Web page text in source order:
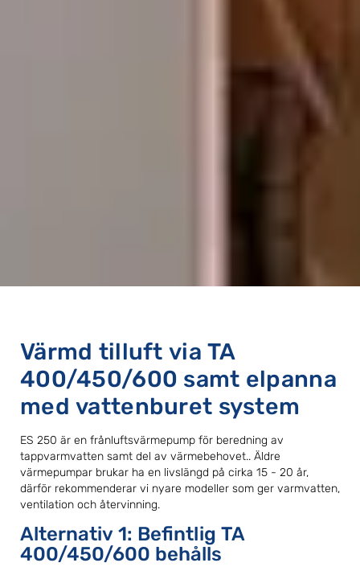
Värmd tilluft via TA
400/450/600 samt elpanna
med vattenburet system
ES 250 är en frånluftsvärmepump för beredning av
tappvarmvatten samt del av värmebehovet.. Äldre
värmepumpar brukar ha en livslängd på cirka 15 - 20 år,
därför rekommenderar vi nyare modeller som ger varmvatten,
ventilation och återvinning.
Alternativ 1: Befintlig TA
400/450/600 behålls